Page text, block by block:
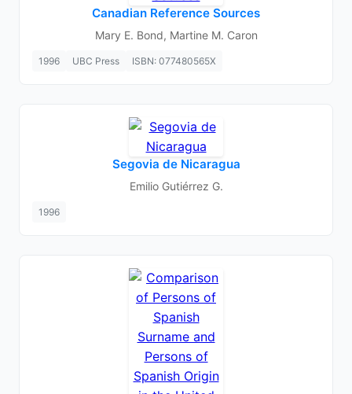
Canadian Reference Sources
Mary E. Bond, Martine M. Caron
1996 UBC Press ISBN: 077480565X
Segovia de Nicaragua
Emilio Gutiérrez G.
1996